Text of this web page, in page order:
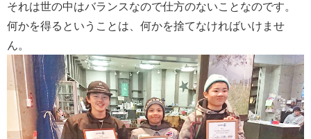
それは世の中はバランスなので仕方のないことなのです。
何かを得るということは、何かを捨てなければいけませ
ん。